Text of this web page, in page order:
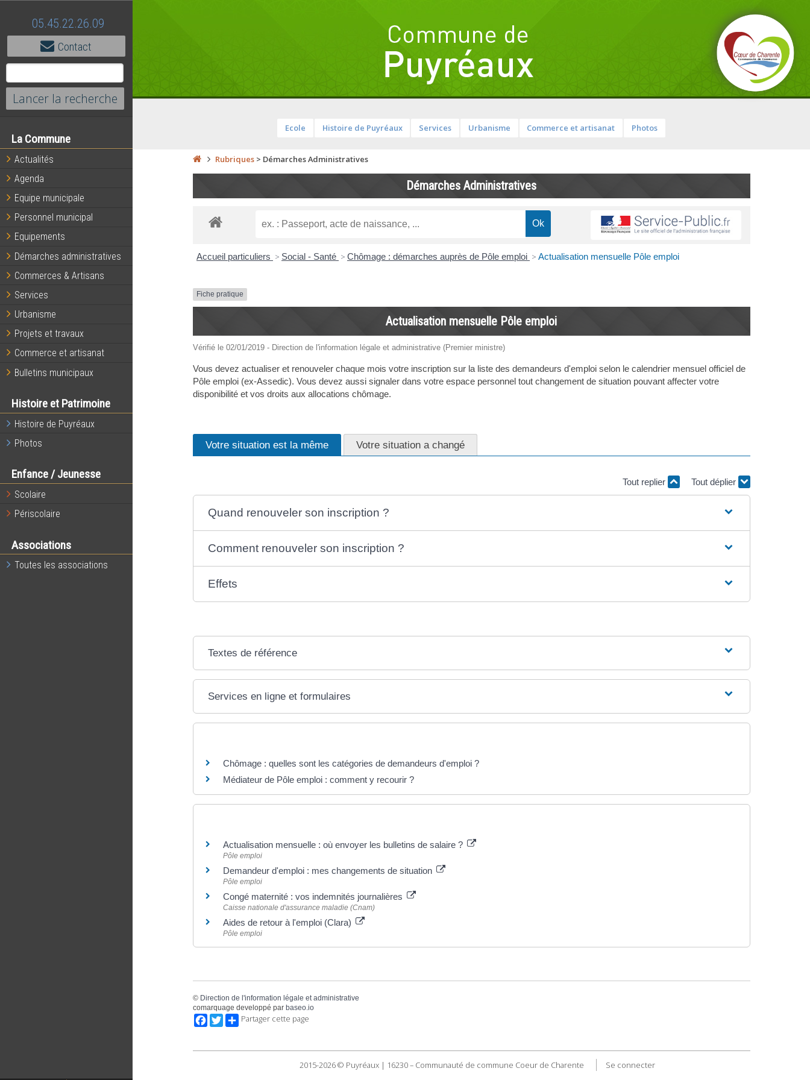
05.45.22.26.09
Contact
La Commune
Actualités
Agenda
Equipe municipale
Personnel municipal
Equipements
Démarches administratives
Commerces & Artisans
Services
Urbanisme
Projets et travaux
Commerce et artisanat
Bulletins municipaux
Histoire et Patrimoine
Histoire de Puyréaux
Photos
Enfance / Jeunesse
Scolaire
Périscolaire
Associations
Toutes les associations
Ecole Histoire de Puyréaux Services Urbanisme Commerce et artisanat Photos
Rubriques> Démarches Administratives
Démarches Administratives
Accueil particuliers > Social - Santé > Chômage : démarches auprès de Pôle emploi > Actualisation mensuelle Pôle emploi
Fiche pratique
Actualisation mensuelle Pôle emploi
Vérifié le 02/01/2019 - Direction de l'information légale et administrative (Premier ministre)
Vous devez actualiser et renouveler chaque mois votre inscription sur la liste des demandeurs d'emploi selon le calendrier mensuel officiel de
Pôle emploi (ex-Assedic). Vous devez aussi signaler dans votre espace personnel tout changement de situation pouvant affecter votre
disponibilité et vos droits aux allocations chômage.
Votre situation est la même Votre situation a changé
Tout replier Tout déplier
Quand renouveler son inscription ?
Comment renouveler son inscription ?
Effets
Textes de référence
Services en ligne et formulaires
Chômage : quelles sont les catégories de demandeurs d'emploi ?
Médiateur de Pôle emploi : comment y recourir ?
Actualisation mensuelle : où envoyer les bulletins de salaire ?
Pôle emploi
Demandeur d'emploi : mes changements de situation
Pôle emploi
Congé maternité : vos indemnités journalières
Caisse nationale d'assurance maladie (Cnam)
Aides de retour à l'emploi (Clara)
Pôle emploi
© Direction de l'information légale et administrative
comarquage developpé par baseo.io
FacebookTwitterPartager cette page
2015-2026 © Puyréaux | 16230 – Communauté de commune Coeur de Charente Se connecter